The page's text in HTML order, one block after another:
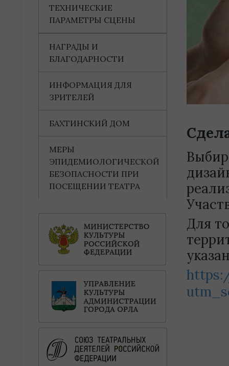
Для
ТЕХНИЧЕСКИЕ
ПАРАМЕТРЫ СЦЕНЫ
НАГРАДЫ И
БЛАГОДАРНОСТИ
ИНФОРМАЦИЯ ДЛЯ
ЗРИТЕЛЕЙ
БАХТИНСКИЙ ДОМ
МЕРЫ
ЭПИДЕМИОЛОГИЧЕСКОЙ
БЕЗОПАСНОСТИ ПРИ
ПОСЕЩЕНИИ ТЕАТРА